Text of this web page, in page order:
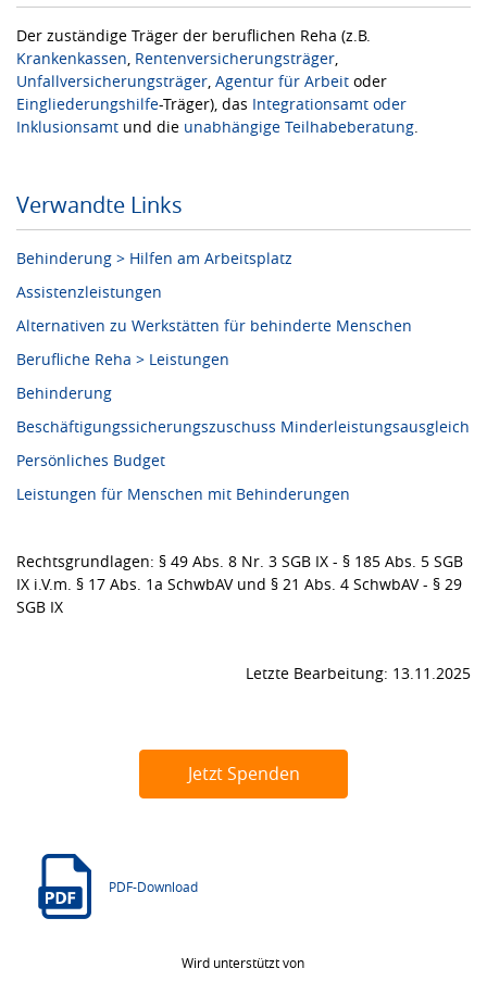
Der zuständige Träger der beruflichen Reha (z.B.
Krankenkassen Rentenversicherungsträger
Unfallversicherungsträger Agentur für Arbeit oder
Eingliederungshilfe-Träger), das Integrationsamt oder
Inklusionsamt und die unabhängige Teilhabeberatung
Verwandte Links
Behinderung > Hilfen am Arbeitsplatz
Assistenzleistungen
Alternativen zu Werkstätten für behinderte Menschen
Berufliche Reha > Leistungen
Behinderung
Beschäftigungssicherungszuschuss Minderleistungsausgleich
Persönliches Budget
Leistungen für Menschen mit Behinderungen
Rechtsgrundlagen: § 49 Abs. 8 Nr. 3 SGB IX - § 185 Abs. 5 SGB
IX i.V.m. § 17 Abs. 1a SchwbAV und § 21 Abs. 4 SchwbAV - § 29
SGB IX
Letzte Bearbeitung: 13.11.2025
Jetzt Spenden
PDF-Download
Wird unterstützt von